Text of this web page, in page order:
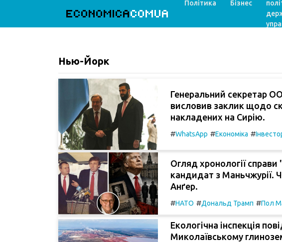
ECONOMICACOMUA
Політика Бізнес
Нью-Йорк
Генеральний секретар
висловив заклик щодо
накладених на Сирію.
#WhatsApp #Економіка #
Огляд хронології
кандидат з Маньчжурії.
Анґер.
#НАТО #Дональд Трамп #Пол
Екологічна інспекція
Миколаївському